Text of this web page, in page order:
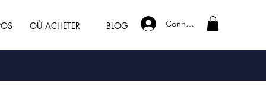
OÙ ACHETER BLOG Connexion